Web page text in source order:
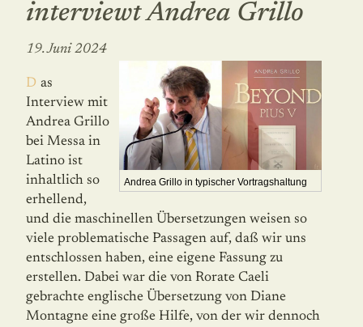
interviewt Andrea Grillo
19. Juni 2024
Andrea Grillo in typischer Vortragshaltung
Das
Interview mit
Andrea Grillo
bei Messa in
Latino ist
inhaltlich so
erhellend,
und die maschinellen Übersetzungen weisen so
viele problematische Passagen auf, daß wir uns
entschlossen haben, eine eigene Fassung zu
erstellen. Dabei war die von Rorate Caeli
gebrachte englische Übersetzung von Diane
Montagne eine große Hilfe, von der wir dennoch